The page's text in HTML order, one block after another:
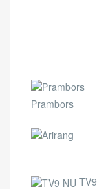
Prambors
TV9